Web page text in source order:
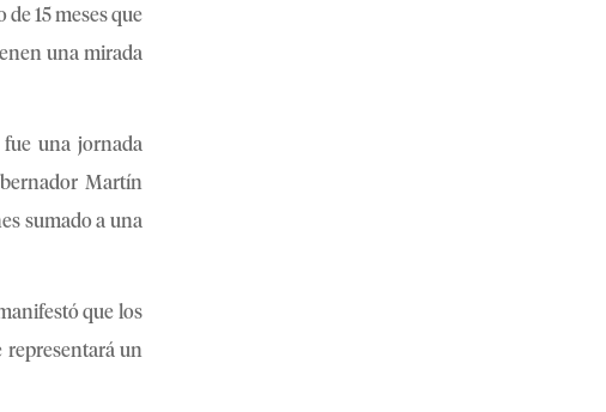
15 meses que
una mirada
fue una jornada
Martín
sumado a una
que los
representará un